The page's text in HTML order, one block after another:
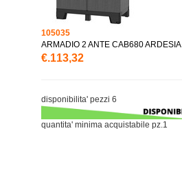
105035
ARMADIO 2 ANTE CAB680 ARDESIA
€.113,32
disponibilita' pezzi 6
quantita' minima acquistabile pz.1